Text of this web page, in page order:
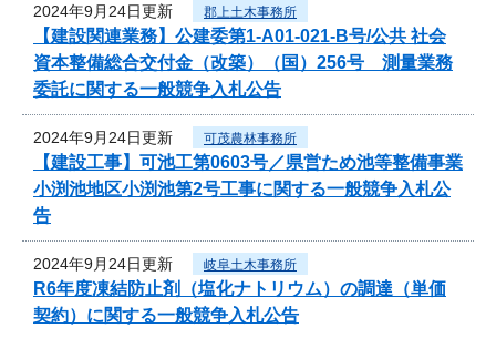
2024年9月24日更新 郡上土木事務所
【建設関連業務】公建委第1-A01-021-B号/公共 社会
資本整備総合交付金（改築）（国）256号 測量業務
委託に関する一般競争入札公告
2024年9月24日更新 可茂農林事務所
【建設工事】可池工第0603号／県営ため池等整備事業
小渕池地区小渕池第2号工事に関する一般競争入札公
告
2024年9月24日更新 岐阜土木事務所
R6年度凍結防止剤（塩化ナトリウム）の調達（単価
契約）に関する一般競争入札公告